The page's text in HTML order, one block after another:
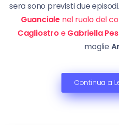
sera sono previsti due episodi.
Guanciale nel ruolo del
Cagliostro eGabriella
moglie
Continua a